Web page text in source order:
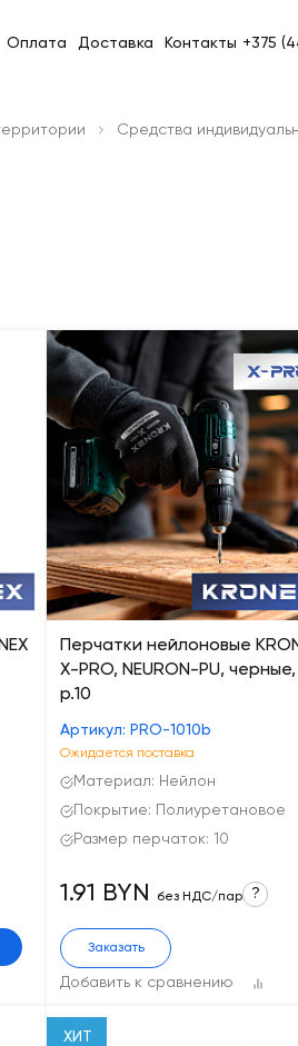
Оплата Доставка Контакты +375
Средства
Перчатки нейлоновые
X-PRO, NEURON-PU, черные,
р.10
Артикул: PRO-1010b
Ожидается поставка
Материал: Нейлон
Покрытие: Полиуретановое
Размер перчаток: 10
Добавить к сравнению
1.91 BYN без НДС/пар ?
Заказать
ХИТ